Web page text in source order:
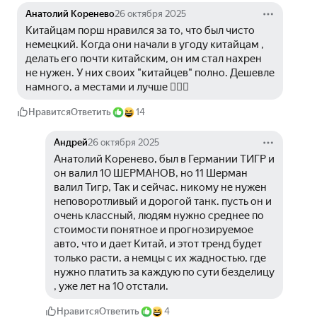
Анатолий Коренево26 октября 2025
Китайцам порш нравился за то, что был чисто
немецкий. Когда они начали в угоду китайцам ,
делать его почти китайским, он им стал нахрен
не нужен. У них своих "китайцев" полно. Дешевле
намного, а местами и лучше 🤷🏻‍♂️
НравитсяОтветить 14
Андрей26 октября 2025
Анатолий Коренево, был в Германии ТИГР и
он валил 10 ШЕРМАНОВ, но 11 Шерман
валил Тигр, Так и сейчас. никому не нужен
неповоротливый и дорогой танк. пусть он и
очень классный, людям нужно среднее по
стоимости понятное и прогнозируемое
авто, что и дает Китай, и этот тренд будет
только расти, а немцы с их жадностью, где
нужно платить за каждую по сути безделицу
, уже лет на 10 отстали.
НравитсяОтветить 4